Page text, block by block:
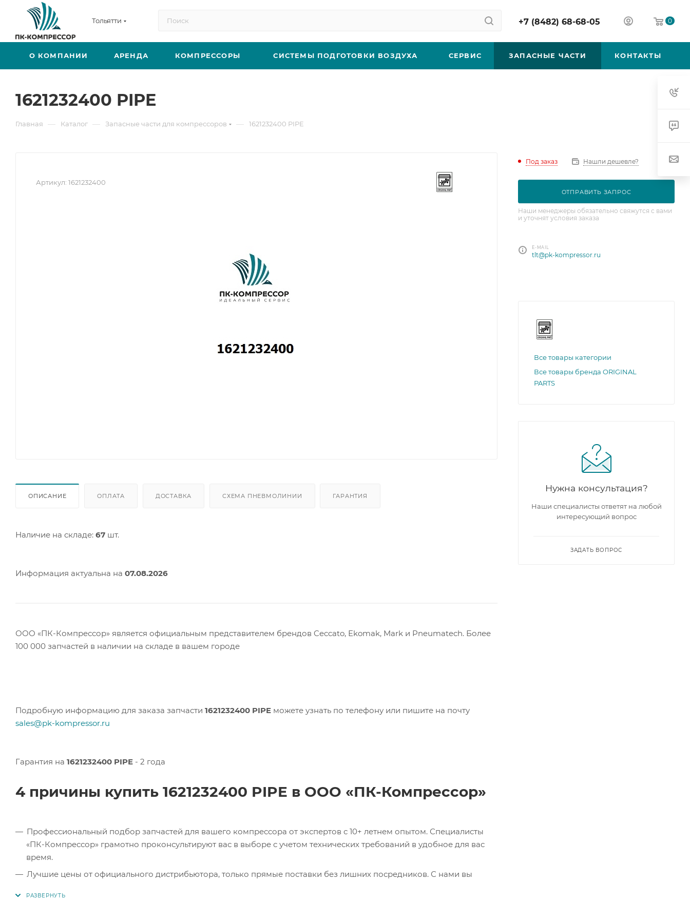
Тольятти +7 (8482) 68-68-05 0
О КОМПАНИИ АРЕНДА КОМПРЕССОРЫ СИСТЕМЫ ПОДГОТОВКИ ВОЗДУХА СЕРВИС ЗАПАСНЫЕ ЧАСТИ КОНТАКТЫ
1621232400 PIPE
Главная — Каталог — Запасные части для компрессоров — 1621232400 PIPE
Артикул: 1621232400
ОПИСАНИЕ ОПЛАТА ДОСТАВКА СХЕМА ПНЕВМОЛИНИИ ГАРАНТИЯ
Наличие на складе: 67 шт.
Информация актуальна на 07.08.2026
ООО «ПК-Компрессор» является официальным представителем брендов Ceccato, Ekomak, Mark и Pneumatech. Более
100 000 запчастей в наличии на складе в вашем городе
Подробную информацию для заказа запчасти 1621232400 PIPE можете узнать по телефону или пишите на почту
sales@pk-kompressor.ru
Гарантия на 1621232400 PIPE - 2 года
4 причины купить 1621232400 PIPE в ООО «ПК-Компрессор»
Профессиональный подбор запчастей для вашего компрессора от экспертов с 10+ летнем опытом. Специалисты
«ПК-Компрессор» грамотно проконсультируют вас в выборе с учетом технических требований в удобное для вас
время.
Лучшие цены от официального дистрибьютора, только прямые поставки без лишних посредников. С нами вы
Под заказ Нашли дешевле?
ОТПРАВИТЬ ЗАПРОС
Наши менеджеры обязательно свяжутся с вами
и уточнят условия заказа
E-MAIL
tlt@pk-kompressor.ru
Все товары категории
Все товары бренда ORIGINAL
PARTS
Нужна консультация?
Наши специалисты ответят на любой
интересующий вопрос
ЗАДАТЬ ВОПРОС